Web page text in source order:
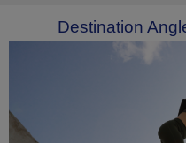
Destination